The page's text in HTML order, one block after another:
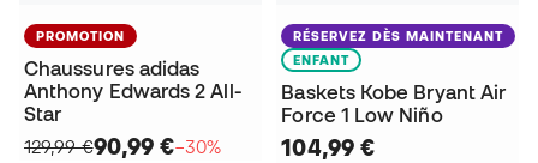
PROMOTION
Chaussures adidas
Anthony Edwards 2 All-
Star
129,99 €90,99 €−30%
RÉSERVEZ DÈS MAINTENANT
ENFANT
Baskets Kobe Bryant Air
Force 1 Low Niño
104,99 €